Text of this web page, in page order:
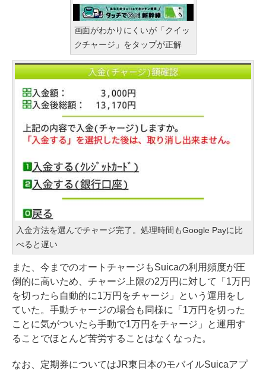
画面がわかりにくいが「クイッ
クチャージ」をタップが正解
入金方法を選んでチャージ完了。処理時間もGoogle Payに比
べると遅い
また、今までのオートチャージもSuicaの利用頻度が圧
倒的に高いため、チャージ上限の2万円に対して「1万円
を切ったら自動的に1万円をチャージ」という運用をし
ていた。手動チャージの場合も同様に「1万円を切った
ことに気がついたら手動で1万円をチャージ」と運用す
ることでほとんど苦労することはなくなった。
なお、定期券についてはJR東日本のモバイルSuicaアプ